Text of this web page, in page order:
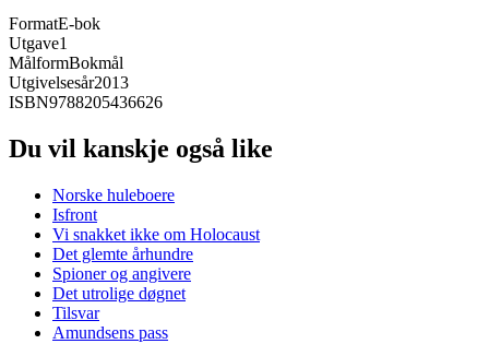
FormatE-bok
Utgave1
MålformBokmål
Utgivelsesår2013
ISBN9788205436626
Du vil kanskje også like
Norske huleboere
Isfront
Vi snakket ikke om Holocaust
Det glemte århundre
Spioner og angivere
Det utrolige døgnet
Tilsvar
Amundsens pass